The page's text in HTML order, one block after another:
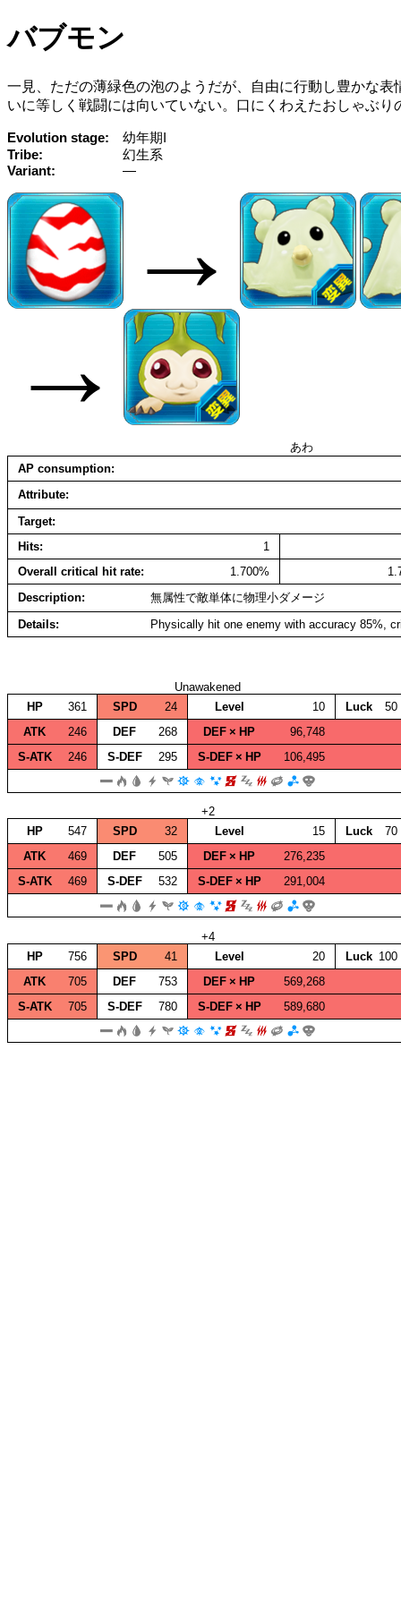
バブモン
一見、ただの薄緑色の泡のようだが、自由に行動し豊かな
いに等しく戦闘には向いていない。口にくわえたおしゃぶ
Evolution stage
幼年期I
Tribe
幻生系
Variant
—
→
→
あわ
AP consumption
Attribute
Target
Hits
1
Overall critical hit rate
1.700%
Description
無属性で敵単体に物理小ダメージ
Details
Physically hit one enemy with accuracy 85%,
Unawakened
HP
361 SPD 24 Level 10 Luck
50
ATK
246 DEF 268 DEF × HP
96,748
S‑ATK
246 S‑DEF 295 S‑DEF × HP 106,495
+2
HP
547 SPD 32 Level 15 Luck
70
ATK
469 DEF 505 DEF × HP
276,235
S‑ATK
469 S‑DEF 532 S‑DEF × HP 291,004
+4
HP
756 SPD 41 Level 20 Luck 100
ATK
705 DEF 753 DEF × HP
569,268
S‑ATK
705 S‑DEF 780 S‑DEF × HP 589,680